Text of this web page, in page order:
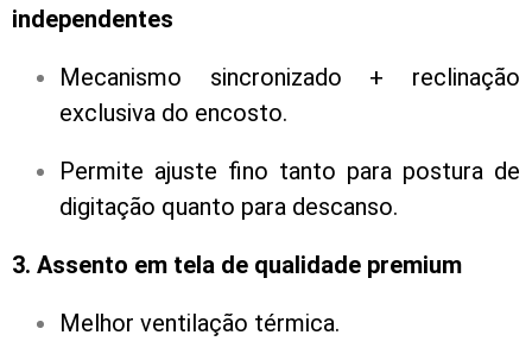
independentes
Mecanismo sincronizado + reclinação
exclusiva do encosto.
Permite ajuste fino tanto para postura de
digitação quanto para descanso.
3. Assento em tela de qualidade premium
Melhor ventilação térmica.